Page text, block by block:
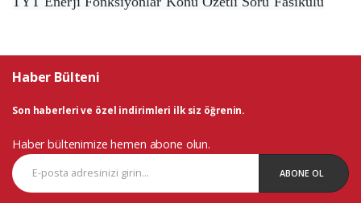
Haber Bülteni
Son haberleri ve özel indirimleri ilk siz öğrenin.
Haber bültenimize hemen abone olun.
ABONE OL